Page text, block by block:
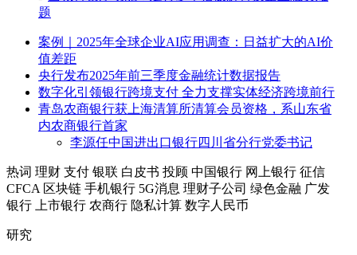
题
案例｜2025年全球企业AI应用调查：日益扩大的AI价
值差距
央行发布2025年前三季度金融统计数据报告
数字化引领银行跨境支付 全力支撑实体经济跨境前行
青岛农商银行获上海清算所清算会员资格，系山东省
内农商银行首家
李源任中国进出口银行四川省分行党委书记
热词 理财 支付 银联 白皮书 投顾 中国银行 网上银行 征信
CFCA 区块链 手机银行 5G消息 理财子公司 绿色金融 广发
银行
上市银行 农商行 隐私计算 数字人民币
研究